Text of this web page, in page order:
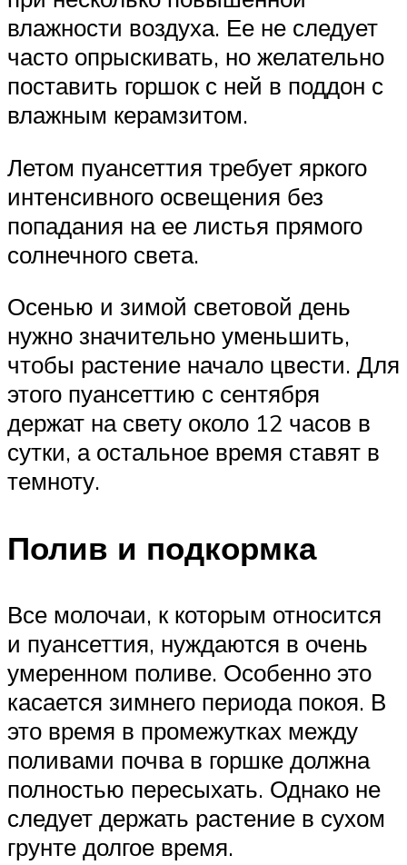
влажности воздуха. Ее не следует
часто опрыскивать, но желательно
поставить горшок с ней в поддон с
влажным керамзитом.
Летом пуансеттия требует яркого
интенсивного освещения без
попадания на ее листья прямого
солнечного света.
Осенью и зимой световой день
нужно значительно уменьшить,
чтобы растение начало цвести. Для
этого пуансеттию с сентября
держат на свету около 12 часов в
сутки, а остальное время ставят в
темноту.
Полив и подкормка
Все молочаи, к которым относится
и пуансеттия, нуждаются в очень
умеренном поливе. Особенно это
касается зимнего периода покоя. В
это время в промежутках между
поливами почва в горшке должна
полностью пересыхать. Однако не
следует держать растение в сухом
грунте долгое время.